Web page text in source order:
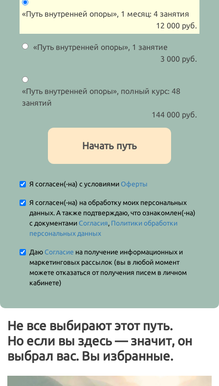
«Путь внутренней опоры», 1 месяц: 4 занятия
12 000 руб.
«Путь внутренней опоры», 1 занятие
3 000 руб.
«Путь внутренней опоры», полный курс: 48
занятий
144 000 руб.
Начать путь
Я согласен(-на) с условиями Оферты
Я согласен(-на) на обработку моих персональных
данных. А также подтверждаю, что ознакомлен(-на)
с документами Согласия, Политики обработки
персональных данных
Даю Согласие на получение информационных и
маркетинговых рассылок (вы в любой момент
можете отказаться от получения писем в личном
кабинете)
Не все выбирают этот путь.
Но если вы здесь — значит, он
выбрал вас. Вы избранные.